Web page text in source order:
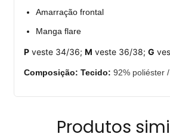
Amarração frontal
Manga flare
P veste 34/36; M veste 36/38; G
Composição: Tecido: 92% poliéster
Produtos